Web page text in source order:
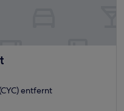
entfernt